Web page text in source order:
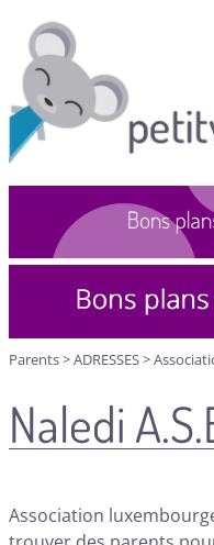
Parents>ADRESSES>
Naledi
Association